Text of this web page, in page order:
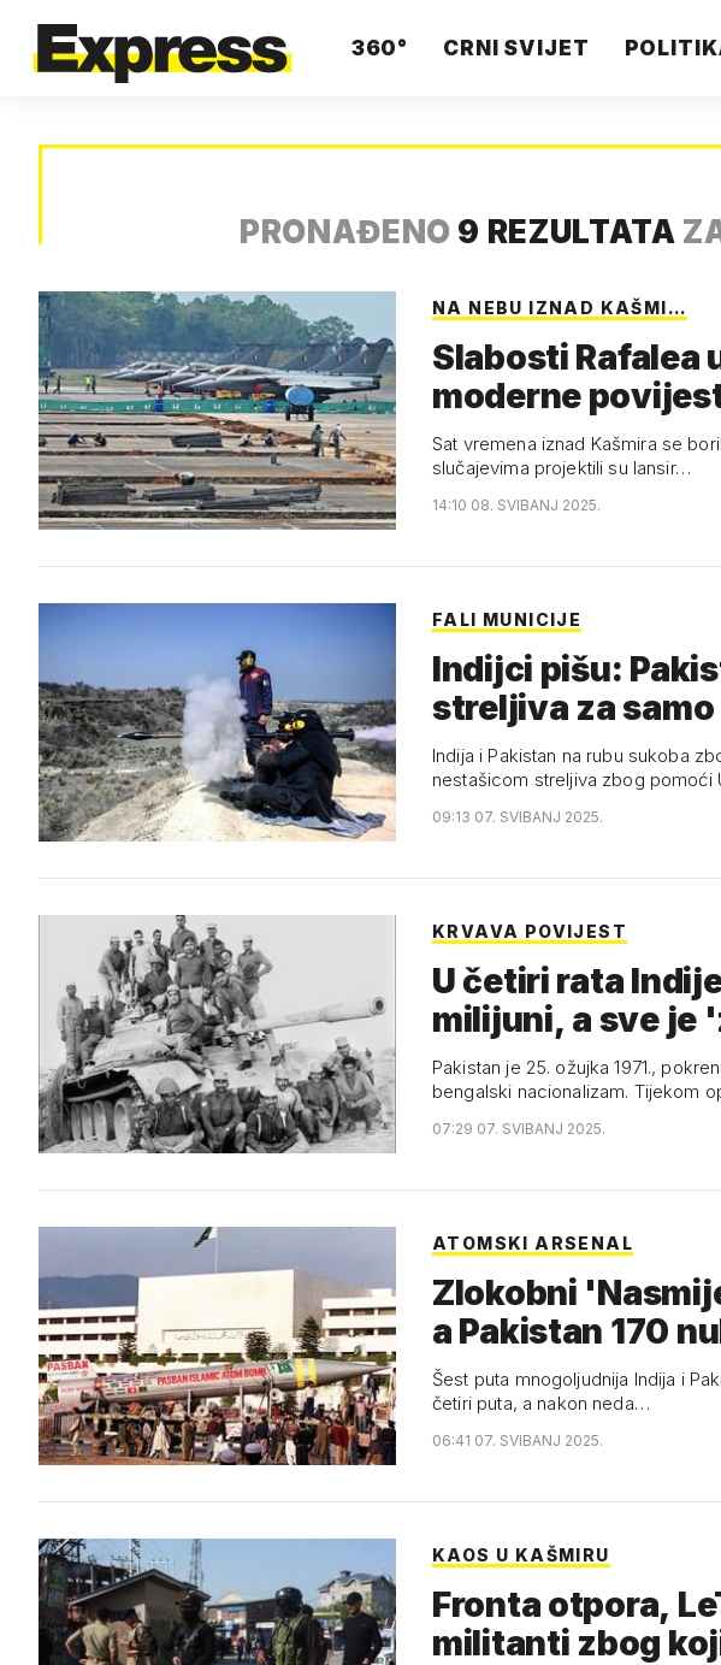
360° CRNI SVIJET
PRONAĐENO 9 REZULTATA
NA NEBU IZNAD KAŠMI…
Slabosti Rafalea
moderne
Sat vremena iznad Kašmira se
slučajevima projektili su lansir…
14:10 08. SVIBANJ 2025.
FALI MUNICIJE
Indijci pišu:
streljiva za
Indija i Pakistan na rubu sukoba
nestašicom streljiva zbog pomoći
09:13 07. SVIBANJ 2025.
KRVAVA POVIJEST
U četiri rata
milijuni, a sve je
Pakistan je 25. ožujka 1971.,
bengalski nacionalizam. Tijekom
07:29 07. SVIBANJ 2025.
ATOMSKI ARSENAL
Zlokobni
a Pakistan 170
Šest puta mnogoljudnija Indija i
četiri puta, a nakon neda…
06:41 07. SVIBANJ 2025.
KAOS U KAŠMIRU
Fronta otpora,
militanti zbog